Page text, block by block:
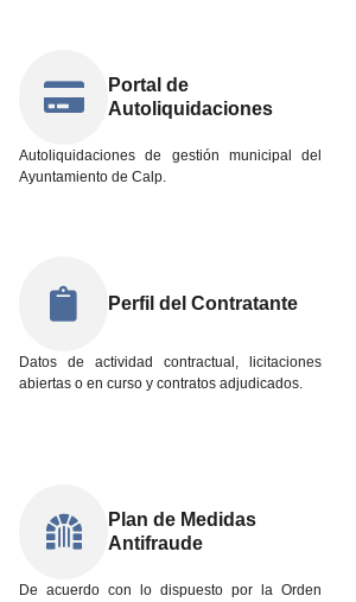
Portal de
Autoliquidaciones
Autoliquidaciones de gestión municipal del
Ayuntamiento de Calp.
Perfil del Contratante
Datos de actividad contractual, licitaciones
abiertas o en curso y contratos adjudicados.
Plan de Medidas
Antifraude
De acuerdo con lo dispuesto por la Orden